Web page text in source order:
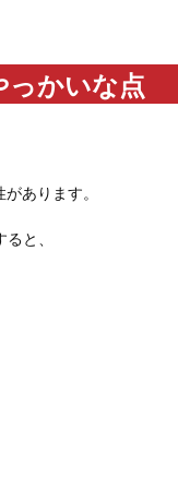
かいな点
あります。
と、